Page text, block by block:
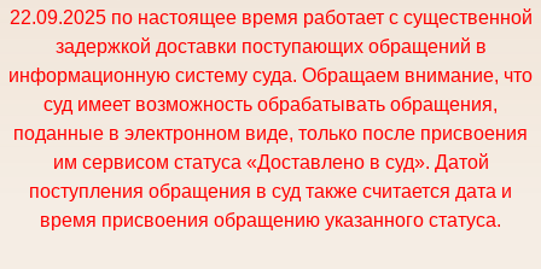
22.09.2025 по настоящее время работает с существенной
задержкой доставки поступающих обращений в
информационную систему суда. Обращаем внимание, что
суд имеет возможность обрабатывать обращения,
поданные в электронном виде, только после присвоения
им сервисом статуса «Доставлено в суд». Датой
поступления обращения в суд также считается дата и
время присвоения обращению указанного статуса.